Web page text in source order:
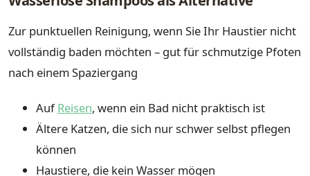
Zur punktuellen Reinigung, wenn Sie Ihr Haustier nicht
vollständig baden möchten – gut für schmutzige Pfoten
nach einem Spaziergang
AufReisen, wenn ein Bad nicht praktisch ist
Ältere Katzen, die sich nur schwer selbst pflegen
können
Haustiere, die kein Wasser mögen